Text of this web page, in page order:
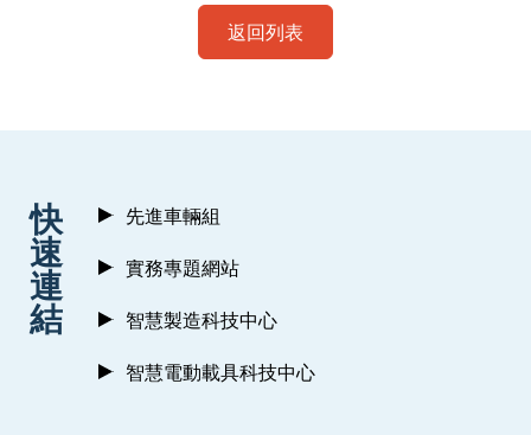
返回列表
快
速
連
結
先進車輛組
實務專題網站
智慧製造科技中心
智慧電動載具科技中心